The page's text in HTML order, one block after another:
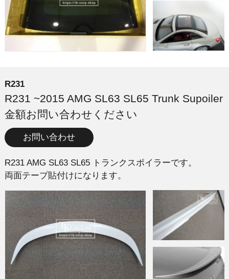
R231
R231 ~2015 AMG SL63 SL65 Trunk Supoiler
金額お問い合わせください
お問い合わせ
R231 AMG SL63 SL65 トランクスポイラーです。
両面テープ貼付けになります。